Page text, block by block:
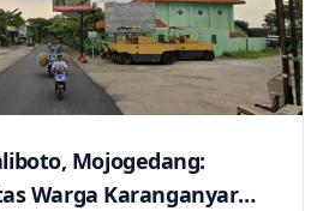
Mojogedang:
Warga Karanganyar